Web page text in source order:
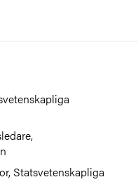
Statsvetenskapliga